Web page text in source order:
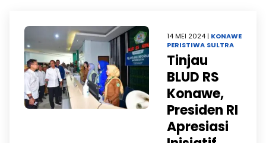
14 MEI 2024 | KONAWE
PERISTIWA SULTRA
Tinjau
BLUD RS
Konawe,
Presiden RI
Apresiasi